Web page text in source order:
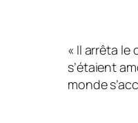
« Il arrêta le
s’étaient
monde